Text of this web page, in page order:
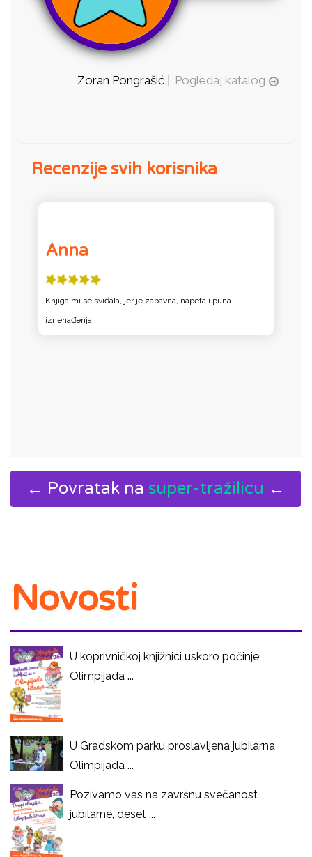
Zoran Pongrašić | Pogledaj katalog
Recenzije svih korisnika
Anna
Knjiga mi se sviđala, jer je zabavna, napeta i puna
iznenađenja.
← Povratak na super-tražilicu ←
Novosti
U koprivničkoj knjižnici uskoro počinje
Olimpijada ...
U Gradskom parku proslavljena jubilarna
Olimpijada ...
Pozivamo vas na završnu svečanost
jubilarne, deset ...